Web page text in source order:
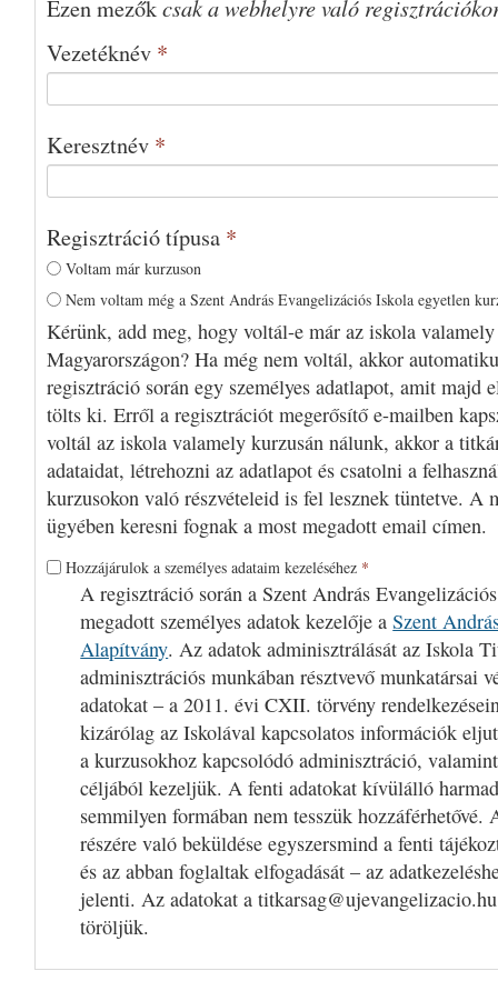
Ezen mezőkcsak a webhelyre való
Vezetéknév *
Keresztnév *
Regisztráció típusa *
Voltam már kurzuson
Nem voltam még a Szent András Evangelizációs Iskola egyetlen
Kérünk, add meg, hogy voltál-e már az iskola
Magyarországon? Ha még nem voltál, akkor
regisztráció során egy személyes adatlapot, amit majd
tölts ki. Erről a regisztrációt megerősítő e-mailben
voltál az iskola valamely kurzusán nálunk, akkor a
adataidat, létrehozni az adatlapot és csatolni a
kurzusokon való részvételeid is fel lesznek tüntetve. A
ügyében keresni fognak a most megadott email címen.
Hozzájárulok a személyes adataim kezeléséhez *
A regisztráció során a Szent András
megadott személyes adatok kezelője aSzent
Alapítvány. Az adatok adminisztrálását az Iskola
adminisztrációs munkában résztvevő munkatársai
adatokat – a 2011. évi CXII. törvény
kizárólag az Iskolával kapcsolatos információk
a kurzusokhoz kapcsolódó adminisztráció,
céljából kezeljük. A fenti adatokat kívülálló
semmilyen formában nem tesszük hozzáférhetővé.
részére való beküldése egyszersmind a fenti
és az abban foglaltak elfogadását – az
jelenti. Az adatokat a
töröljük.